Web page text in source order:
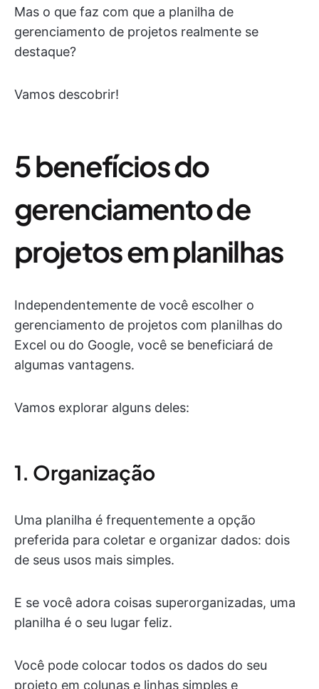
Mas o que faz com que a planilha de
gerenciamento de projetos realmente se
destaque?
Vamos descobrir!
5 benefícios do
gerenciamento de
projetos em planilhas
Independentemente de você escolher o
gerenciamento de projetos com planilhas do
Excel ou do Google, você se beneficiará de
algumas vantagens.
Vamos explorar alguns deles:
1. Organização
Uma planilha é frequentemente a opção
preferida para coletar e organizar dados: dois
de seus usos mais simples.
E se você adora coisas superorganizadas, uma
planilha é o seu lugar feliz.
Você pode colocar todos os dados do seu
projeto em colunas e linhas simples e